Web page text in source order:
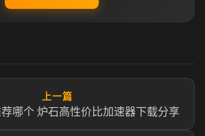
上一篇
哪个 炉石高性价比加速器下载分享